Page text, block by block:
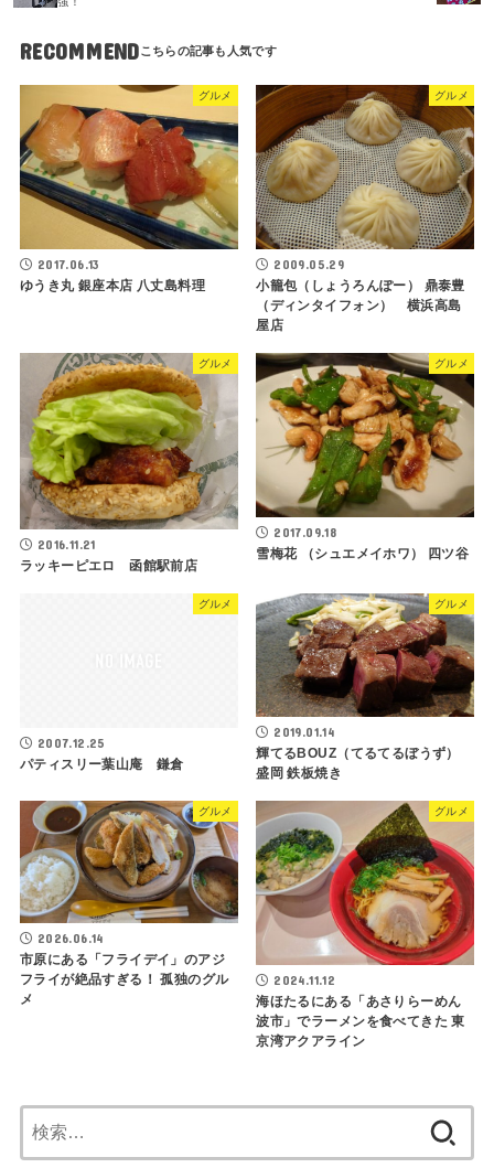
RECOMMEND
グルメ
2017.06.13
ゆうき丸 銀座本店 八丈島料理
グルメ
2009.05.29
小籠包（しょうろんぽー） 鼎泰豊
（ディンタイフォン） 横浜高島
屋店
グルメ
2016.11.21
ラッキーピエロ 函館駅前店
グルメ
2017.09.18
雪梅花 （シュエメイホワ） 四ツ谷
グルメ
2007.12.25
パティスリー葉山庵 鎌倉
グルメ
2019.01.14
輝てるBOUZ（てるてるぼうず）
盛岡 鉄板焼き
グルメ
2026.06.14
市原にある「フライデイ」のアジ
フライが絶品すぎる！ 孤独のグル
メ
グルメ
2024.11.12
海ほたるにある「あさりらーめん
波市」でラーメンを食べてきた 東
京湾アクアライン
索: